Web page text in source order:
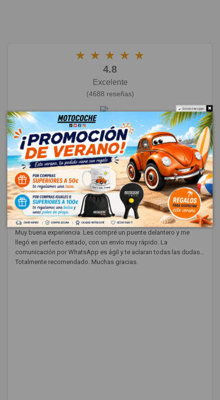
★ ★ ★ ★ ★
4.8
Excelente
(4688 reseñas)
Dejar una reseña
★ ★ ★ ★ ★
23/06/2026
Cristóbal Rosado
Muy buena experiencia. Les compré un puente delantero y me
llegó en perfecto estado, con un envío muy rápido. La
comunicación por WhatsApp es ágil y te aclaran todas las dudas.
Totalmente recomendado. Muchas gracias.
Do not show again.